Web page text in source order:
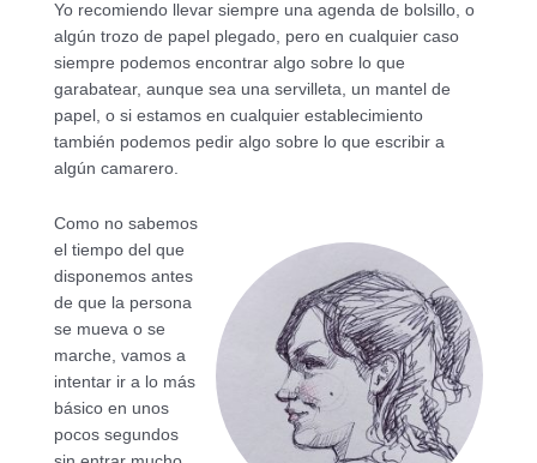
Yo recomiendo llevar siempre una agenda de bolsillo, o
algún trozo de papel plegado, pero en cualquier caso
siempre podemos encontrar algo sobre lo que
garabatear, aunque sea una servilleta, un mantel de
papel, o si estamos en cualquier establecimiento
también podemos pedir algo sobre lo que escribir a
algún camarero.
Como no sabemos
el tiempo del que
disponemos antes
de que la persona
se mueva o se
marche, vamos a
intentar ir a lo más
básico en unos
pocos segundos